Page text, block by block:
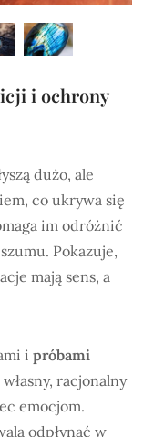
i ochrony
dużo, ale
co ukrywa się
im odróżnić
Pokazuje,
mają sens, a
i próbami
racjonalny
emocjom.
odpłynąć w